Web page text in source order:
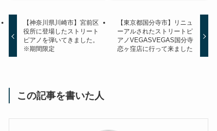
【神奈川県川崎市】宮前区
役所に登場したストリート
ピアノを弾いてきました。
※期間限定
【東京都国分寺市】リニュ
ーアルされたストリートピ
アノVEGASVEGAS国分寺
恋ヶ窪店に行って来ました
この記事を書いた人